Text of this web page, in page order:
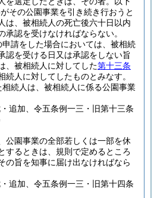
がその公園事業を引き続き行おうと
は、被相続人の死亡後六十日以内
承認を受けなければならない。
申請をした場合においては、被相続
認を受ける日又は承認をしない旨
、被相続人に対してした第十三条
続人に対してしたものとみなす。
続人は、被相続人に係る公園事業
追加、令五条例一三・旧第十三条
公園事業の全部若しくは一部を休
するときは、規則で定めるところ
の旨を知事に届け出なければなら
追加、令五条例一三・旧第十四条